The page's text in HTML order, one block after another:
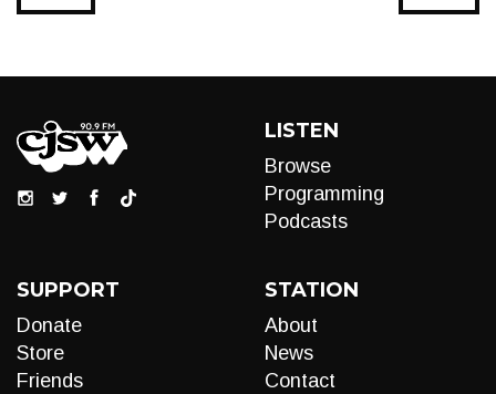
LISTEN
Browse
Programming
Podcasts
SUPPORT
Donate
Store
Friends
STATION
About
News
Contact